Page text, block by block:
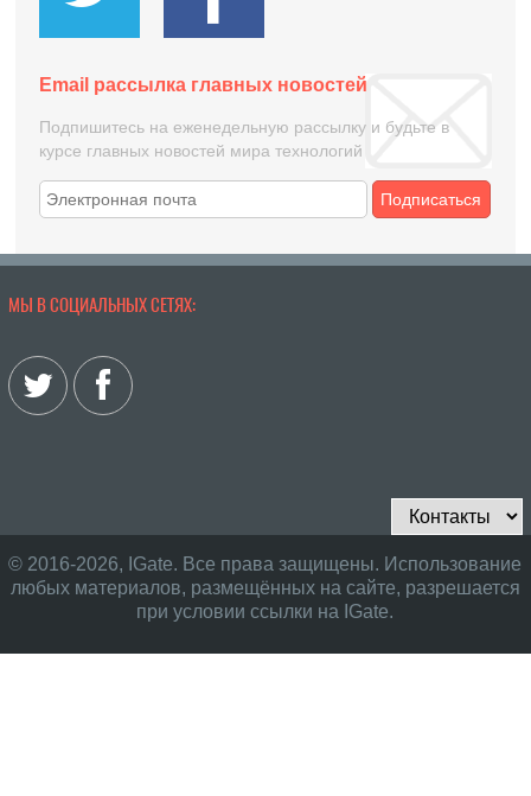
Email рассылка главных новостей
Подпишитесь на еженедельную рассылку и будьте в
курсе главных новостей мира технологий
Подписаться
МЫ В СОЦИАЛЬНЫХ СЕТЯХ:
© 2016-2026, IGate. Все права защищены. Использование
любых материалов, размещённых на сайте, разрешается
при условии ссылки на IGate.